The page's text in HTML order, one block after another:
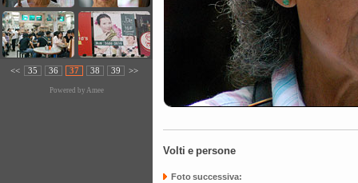
<< 35 36 37 38 39 >>
Powered by Amee
Volti e persone
Foto successiva: